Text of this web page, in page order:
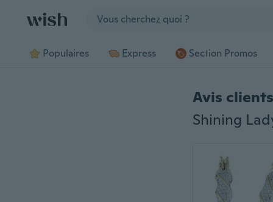
Populaires Express Section Promos
Avis clients